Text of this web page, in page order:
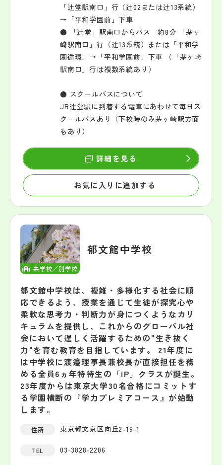
「辻堂駅南口」行（辻02または辻13系統）
→「平和学園前」下車
● 「辻堂」駅南口からバス 約8分 「茅ヶ
崎駅南口」行（辻13系統）または「平和学
園循環」→「平和学園前」下車 （「茅ヶ崎
駅南口」行は複数系統あり）
● スクールバスについて
JR辻堂駅に到着する電車にあわせて毎日ス
クールバスあり（下校時のみ茅ヶ崎駅方面
もあり）
お気に入りに追加する
詳細を見る
共学校／別学校
郁文館中学校
郁文館中学校は、複雑・多様化する社会に順
応できるよう、授業を通じて生徒が探究心や
柔軟な思考力・判断力が身につくようなカリ
キュラムを提供し、これからのグローバル社
会において逞しく活躍するための"生き抜く
力"を育む教育を目指しています。 21年度に
は中学校に渡邉理事長兼校長が直接担任を務
める全員6ヵ年特待生の「iP」クラスが誕生。
23年度からは東京大学30名合格にコミットす
る学園横断の『学力プレミアコース』が始動
します。
住所 東京都文京区向丘2-19-1
TEL 03-3828-2206